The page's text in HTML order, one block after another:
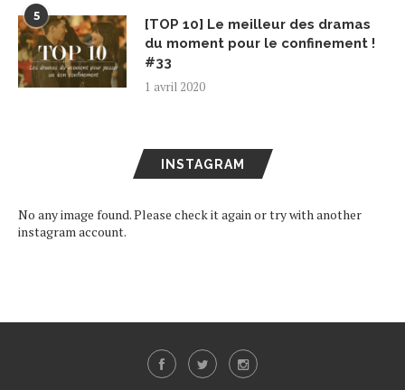
5
[TOP 10] Le meilleur des dramas
du moment pour le confinement !
#33
1 avril 2020
INSTAGRAM
No any image found. Please check it again or try with another
instagram account.